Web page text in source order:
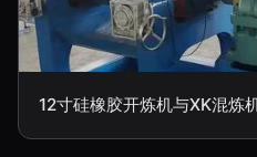
12寸硅橡胶开炼机与XK混炼